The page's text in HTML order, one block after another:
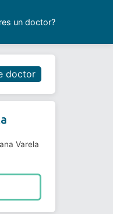
un doctor?
cita
doctor
Varela